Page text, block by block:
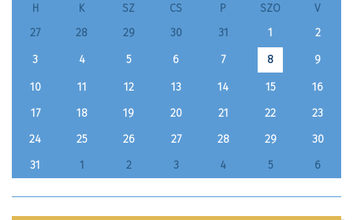
H K SZ CS P SZO
V
27
28 29 30 31 1
2
3
4 5 6 7 8 9
10 11 12 13 14 15
16
17
18 19 20 21 22
23
24
25 26 27 28 29
30
31
1 2 3 4 5 6